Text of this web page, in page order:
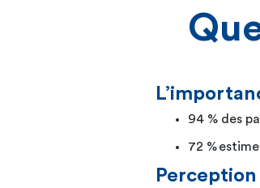
94 % des
72 %